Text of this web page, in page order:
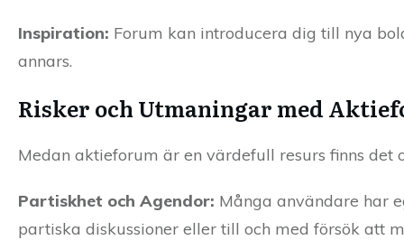
Inspiration: Forum kan introducera dig till nya
annars.
Risker och Utmaningar med
Medan aktieforum är en värdefull resurs finns det
Partiskhet och Agendor: Många användare har
partiska diskussioner eller till och med försök att